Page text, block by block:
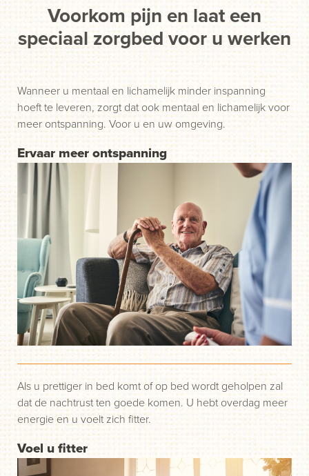
Voorkom pijn en laat een
speciaal zorgbed voor u werken
Ervaar meer ontspanning
Wanneer u mentaal en lichamelijk minder inspanning
hoeft te leveren, zorgt dat ook mentaal en lichamelijk voor
meer ontspanning. Voor u en uw omgeving.
Voel u fitter
Als u prettiger in bed komt of op bed wordt geholpen zal
dat de nachtrust ten goede komen. U hebt overdag meer
energie en u voelt zich fitter.